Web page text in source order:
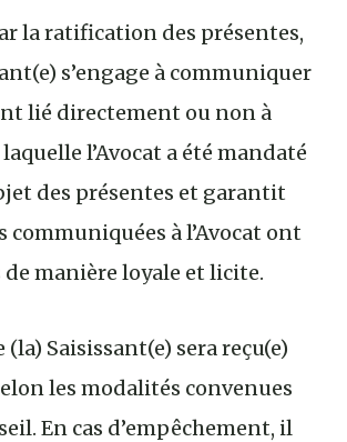
la ratification des présentes,
s’engage à communiquer
lié directement ou non à
l’Avocat a été mandaté
des présentes et garantit
communiquées à l’Avocat ont
de manière loyale et licite.
(la) Saisissant(e) sera reçu(e)
les modalités convenues
En cas d’empêchement, il